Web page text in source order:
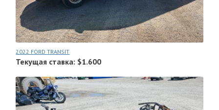
2022 FORD TRANSIT
Текущая ставка: $1.600